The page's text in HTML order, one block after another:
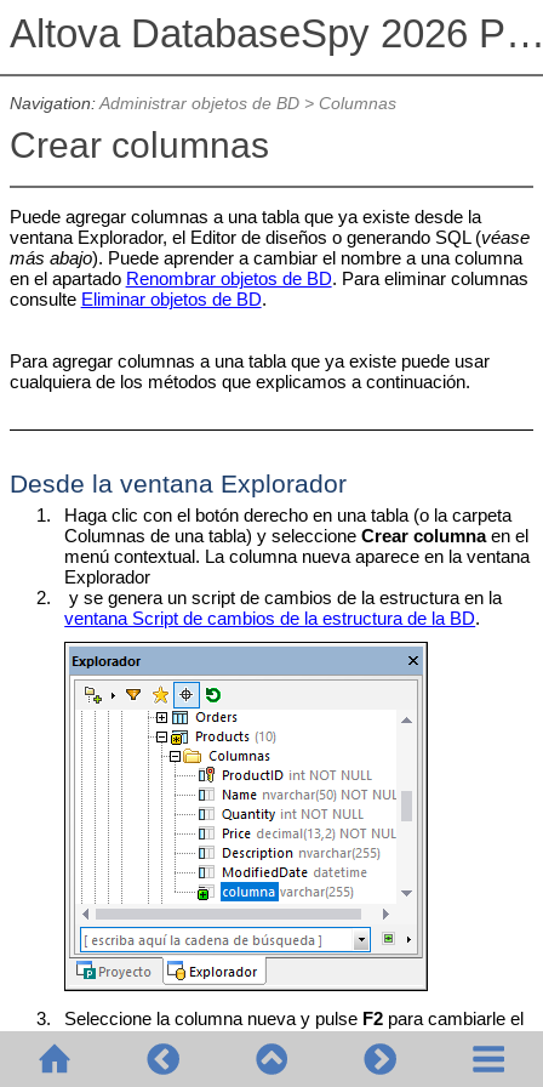
Altova DatabaseSpy 2026
Navigation:Administrar objetos de BD> Columnas
Crear columnas
Puede agregar columnas a una tabla que ya existe desde la
ventana Explorador, el Editor de diseños o generando SQL (véase
más abajo). Puede aprender a cambiar el nombre a una columna
en el apartado Renombrar objetos de BD. Para eliminar columnas
consulte Eliminar objetos de BD.
Para agregar columnas a una tabla que ya existe puede usar
cualquiera de los métodos que explicamos a continuación.
Desde la ventana Explorador
1.
Haga clic con el botón derecho en una tabla (o la carpeta
Columnas de una tabla) y seleccioneCrear columnaen el
menú contextual. La columna nueva aparece en la ventana
Explorador
2.
y se genera un script de cambios de la estructura en la
ventana Script de cambios de la estructura de la BD.
3. Seleccione la columna nueva y pulse F2 para cambiarle el
nombre. También puede hacer clic con el botón derecho en
la columna y seleccionarRenombrar
en el menú
contextual.